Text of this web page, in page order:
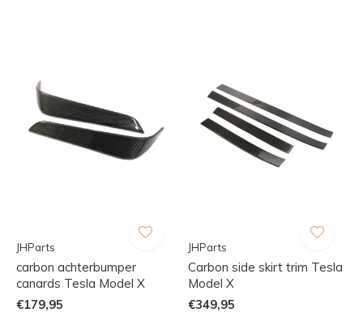
JHParts
carbon achterbumper
canards Tesla Model X
€179,95
JHParts
Carbon side skirt trim Tesla
Model X
€349,95